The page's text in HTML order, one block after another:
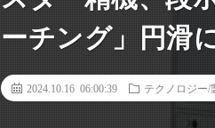
ーチング」円滑
2024.10.16 06:00:39 テクノロジー/